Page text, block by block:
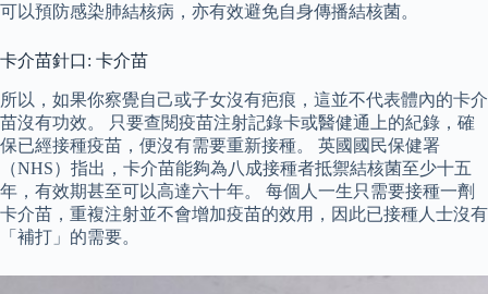
可以預防感染肺結核病，亦有效避免自身傳播結核菌。
卡介苗針口: 卡介苗
所以，如果你察覺自己或子女沒有疤痕，這並不代表體內的卡介
苗沒有功效。 只要查閱疫苗注射記錄卡或醫健通上的紀錄，確
保已經接種疫苗，便沒有需要重新接種。 英國國民保健署
（NHS）指出，卡介苗能夠為八成接種者抵禦結核菌至少十五
年，有效期甚至可以高達六十年。 每個人一生只需要接種一劑
卡介苗，重複注射並不會增加疫苗的效用，因此已接種人士沒有
「補打」的需要。